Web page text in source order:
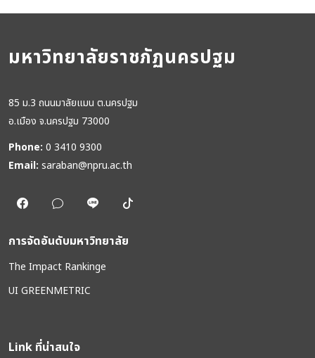
มหาวิทยาลัยราชภัฏนครปฐม
85 ม.3 ถนนมาลัยแมน ต.นครปฐม
อ.เมือง จ.นครปฐม 73000
Phone: 0 3410 9300
Email: saraban@npru.ac.th
การจัดอันดับมหาวิทยาลัย
The Impact Rankinge
UI GREENMETRIC
Link ที่น่าสนใจ